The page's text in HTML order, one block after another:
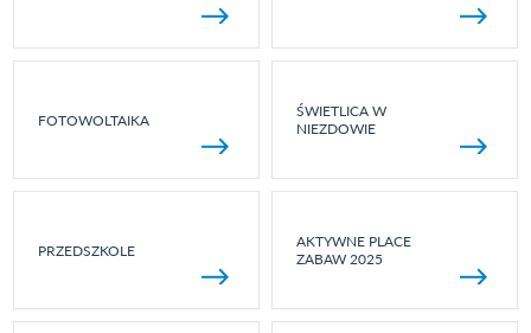
FOTOWOLTAIKA
ŚWIETLICA W
NIEZDOWIE
PRZEDSZKOLE
AKTYWNE PLACE
ZABAW 2025